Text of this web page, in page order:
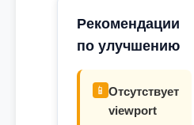
Рекомендации
по улучшению
📱 Отсутствует
viewport